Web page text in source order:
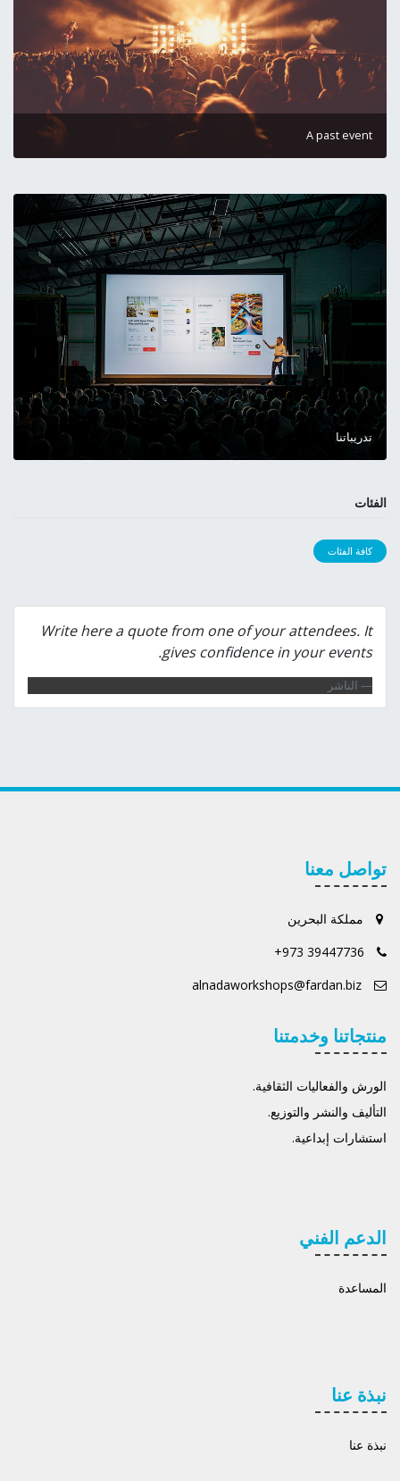
A past event
تدريباتنا
الفئات
كافة الفئات
Write here a quote from one of your attendees. It
gives confidence in your events.
الناشر
تواصل معنا
مملكة البحرين
+973 39447736
alnadaworkshops@fardan.biz
منتجاتنا وخدمتنا
الورش والفعاليات الثقافية.
التأليف والنشر والتوزيع.
استشارات إبداعية.
الدعم الفني
المساعدة
نبذة عنا
نبذة عنا